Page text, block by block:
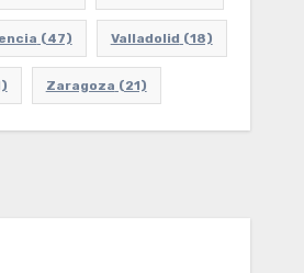
(47) Valladolid (18)
Zaragoza (21)